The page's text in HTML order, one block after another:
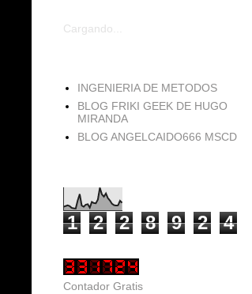
Cargando...
INGENIERIA DE METODOS
BLOG FRIKI GEEK DE HUGO
MIRANDA
BLOG ANGELCAIDO666 MSCD
1 2 2 8 9 2 4
Contador Gratis